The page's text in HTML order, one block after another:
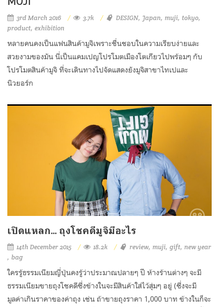
3rd March 2016 3.7k DESIGN Japan muji tokyo
product exhibition
หลายคนคงเป็นแฟนสินค้ามูจิเพราะชื่นชอบในความเรียบง่ายและ
สวยงามของมัน นี่เป็นแคมเปญโปรโมตเมืองโตเกียวไปพร้อมๆ กับ
โปรโมตสินค้ามูจิ ที่จะเดินทางไปจัดแสดงยังมูจิสาขาไทเปและ
นิวยอร์ก
เปิดแหลก... ถุงโชคดีมูจิมีอะไร
14th December 2015 18.2k review muji gift new year
bag
ใครรู้ธรรมเนียมญี่ปุ่นคงรู้ว่าประมาณปลายๆ ปี ห้างร้านต่างๆ จะมี
ธรรมเนียมขายถุงโชคดีซึ่งข้างในจะมีสินค้าใส่ไว้สุ่มๆ อยู่ (ซึ่งจะมี
มูลค่าเกินราคาของค่าถุง เช่น ถ้าขายถุงราคา 1,000 บาท ข้างในก็จะ